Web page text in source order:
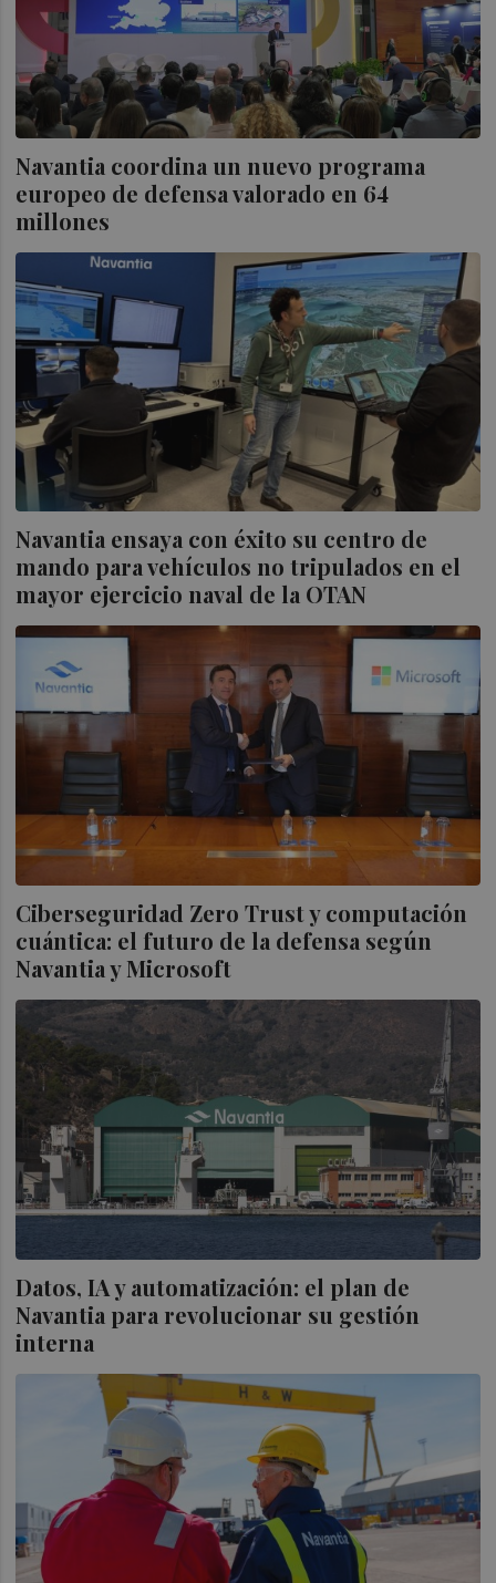
Navantia coordina un nuevo programa
europeo de defensa valorado en 64
millones
Navantia ensaya con éxito su centro de
mando para vehículos no tripulados en el
mayor ejercicio naval de la OTAN
Ciberseguridad Zero Trust y computación
cuántica: el futuro de la defensa según
Navantia y Microsoft
Datos, IA y automatización: el plan de
Navantia para revolucionar su gestión
interna